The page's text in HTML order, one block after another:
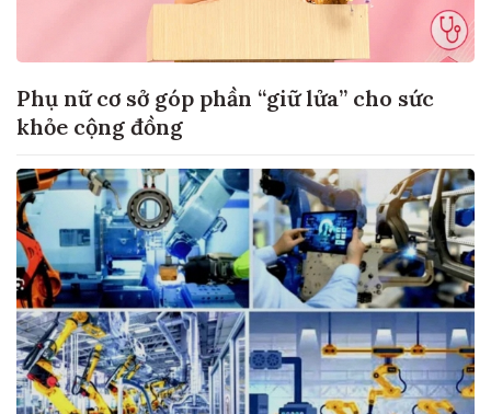
Phụ nữ cơ sở góp phần “giữ lửa” cho sức
khỏe cộng đồng